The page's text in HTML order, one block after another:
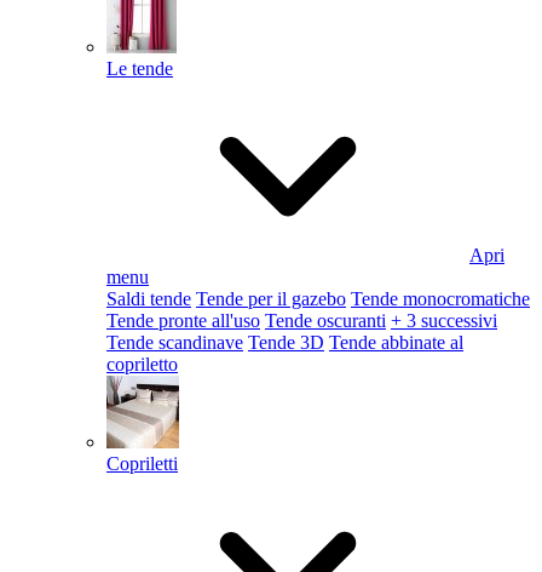
Le tende
Apri
menu
Saldi tende Tende per il gazebo Tende monocromatiche
Tende pronte all'uso Tende oscuranti + 3 successivi
Tende scandinave Tende 3D Tende abbinate al
copriletto
Copriletti